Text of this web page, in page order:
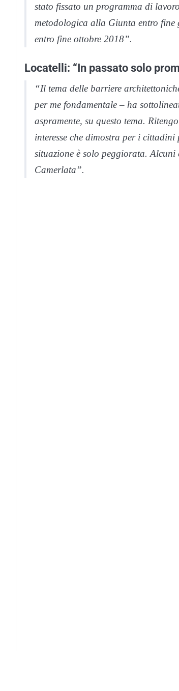
stato fissato un programma di
metodologica alla Giunta entro fine
entro fine ottobre 2018”.
Locatelli: “In passato solo
“Il tema delle barriere
per me fondamentale – ha
aspramente, su questo tema.
interesse che dimostra per i
situazione è solo peggiorata. Alcuni
Camerlata”.